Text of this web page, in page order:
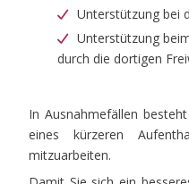
Unterstützung bei
Unterstützung
durch die dortigen
In Ausnahmefällen
eines kürzeren
mitzuarbeiten.